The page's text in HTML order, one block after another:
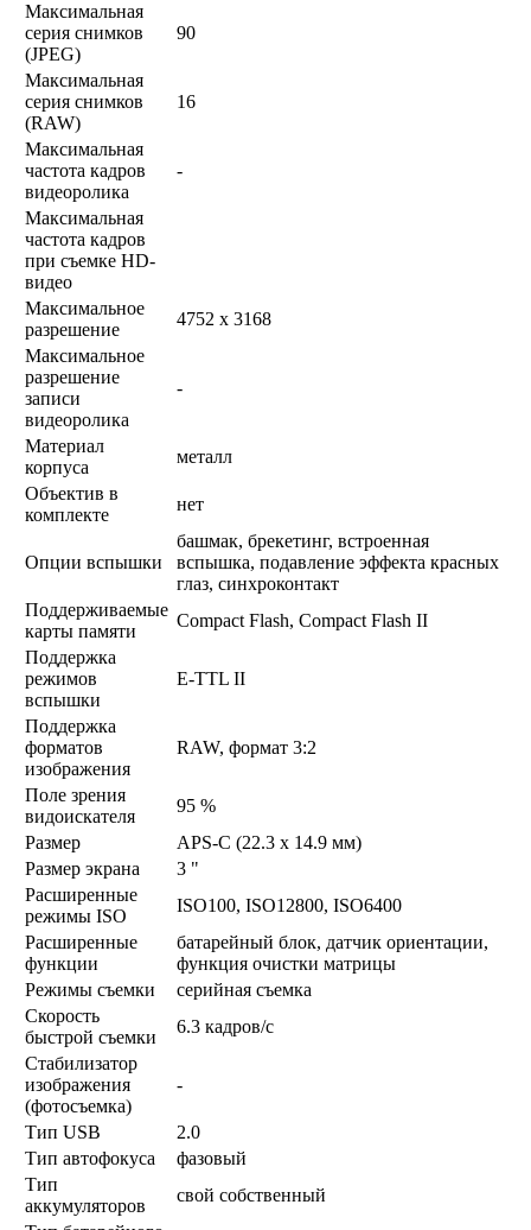
Максимальная
серия снимков
(JPEG)
90
Максимальная
серия снимков
(RAW)
16
Максимальная
частота кадров
видеоролика
-
Максимальная
частота кадров
при съемке HD-
видео
Максимальное
разрешение
4752 x 3168
Максимальное
разрешение
записи
видеоролика
-
Материал
корпуса
металл
Объектив в
комплекте
нет
Опции вспышки
башмак, брекетинг, встроенная
вспышка, подавление эффекта красных
глаз, синхроконтакт
Поддерживаемые
карты памяти
Compact Flash, Compact Flash II
Поддержка
режимов
вспышки
E-TTL II
Поддержка
форматов
изображения
RAW, формат 3:2
Поле зрения
видоискателя
95 %
Размер
APS-C (22.3 х 14.9 мм)
Размер экрана
3 "
Расширенные
режимы ISO
ISO100, ISO12800, ISO6400
Расширенные
функции
батарейный блок, датчик ориентации,
функция очистки матрицы
Режимы съемки
серийная съемка
Скорость
быстрой съемки
6.3 кадров/с
Стабилизатор
изображения
(фотосъемка)
-
Тип USB
2.0
Тип автофокуса
фазовый
Тип
аккумуляторов
свой собственный